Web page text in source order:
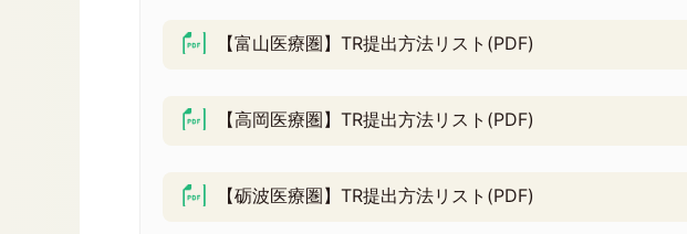
【富山医療圏】TR提出方法リスト(PDF)
【高岡医療圏】TR提出方法リスト(PDF)
【砺波医療圏】TR提出方法リスト(PDF)